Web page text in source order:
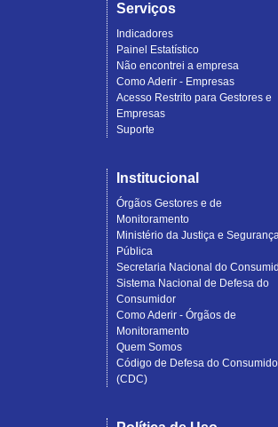
Serviços
Indicadores
Painel Estatístico
Não encontrei a empresa
Como Aderir - Empresas
Acesso Restrito para Gestores e
Empresas
Suporte
Institucional
Órgãos Gestores e de
Monitoramento
Ministério da Justiça e
Pública
Secretaria Nacional do
Sistema Nacional de Defesa do
Consumidor
Como Aderir - Órgãos de
Monitoramento
Quem Somos
Código de Defesa do
(CDC)